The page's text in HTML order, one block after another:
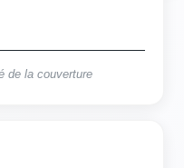
de la couverture